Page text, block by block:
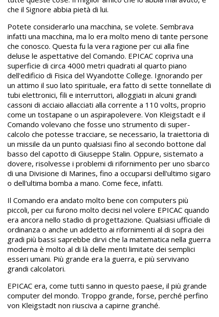
che il Signore abbia pietà di lui.
Potete considerarlo una macchina, se volete. Sembrava
infatti una macchina, ma lo era molto meno di tante persone
che conosco. Questa fu la vera ragione per cui alla fine
deluse le aspettative del Comando. EPICAC copriva una
superficie di circa 4000 metri quadrati al quarto piano
dell'edificio di Fisica del Wyandotte College. Ignorando per
un attimo il suo lato spirituale, era fatto di sette tonnellate di
tubi elettronici, fili e interruttori, alloggiati in alcuni grandi
cassoni di acciaio allacciati alla corrente a 110 volts, proprio
come un tostapane o un aspirapolevere. Von Kleigstadt e il
Comando volevano che fosse uno strumento di super-
calcolo che potesse tracciare, se necessario, la traiettoria di
un missile da un punto qualsiasi fino al secondo bottone dal
basso del capotto di Giuseppe Stalin. Oppure, sistemato a
dovere, risolvesse i problemi di rifornimento per uno sbarco
di una Divisione di Marines, fino a occuparsi dell'ultimo sigaro
o dell'ultima bomba a mano. Come fece, infatti.
Il Comando era andato molto bene con computers più
piccoli, per cui furono molto decisi nel volere EPICAC quando
era ancora nello stadio di progettazione. Qualsiasi ufficiale di
ordinanza o anche un addetto ai rifornimenti al di sopra dei
gradi più bassi saprebbe dirvi che la matematica nella guerra
moderna è molto al di là delle menti limitate dei semplici
esseri umani. Più grande era la guerra, e più servivano
grandi calcolatori.
EPICAC era, come tutti sanno in questo paese, il più grande
computer del mondo. Troppo grande, forse, perché perfino
von Kleigstadt non riusciva a capirne granché.